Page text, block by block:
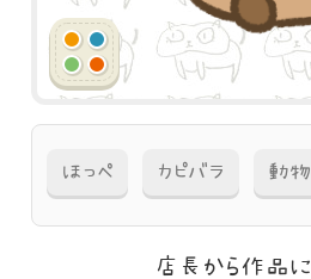
ほっぺ カピバラ 動物
店長から作品に